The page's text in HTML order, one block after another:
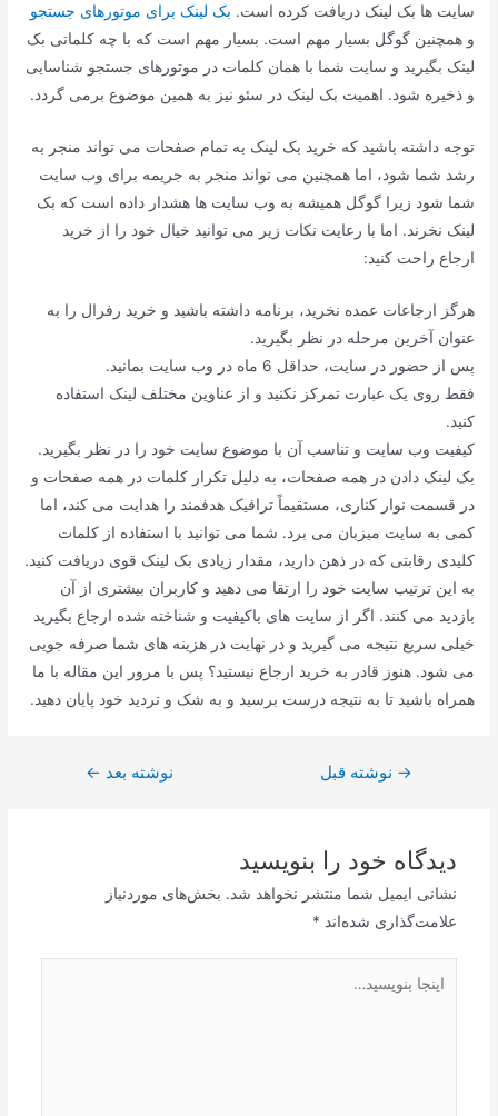
سایت ها بک لینک دریافت کرده است. بک لینک برای موتورهای جستجو
و همچنین گوگل بسیار مهم است. بسیار مهم است که با چه کلماتی بک
لینک بگیرید و سایت شما با همان کلمات در موتورهای جستجو شناسایی
و ذخیره شود. اهمیت بک لینک در سئو نیز به همین موضوع برمی گردد.
توجه داشته باشید که خرید بک لینک به تمام صفحات می تواند منجر به
رشد شما شود، اما همچنین می تواند منجر به جریمه برای وب سایت
شما شود زیرا گوگل همیشه به وب سایت ها هشدار داده است که بک
لینک نخرند. اما با رعایت نکات زیر می توانید خیال خود را از خرید
ارجاع راحت کنید:
هرگز ارجاعات عمده نخرید، برنامه داشته باشید و خرید رفرال را به
عنوان آخرین مرحله در نظر بگیرید.
پس از حضور در سایت، حداقل 6 ماه در وب سایت بمانید.
فقط روی یک عبارت تمرکز نکنید و از عناوین مختلف لینک استفاده
کنید.
کیفیت وب سایت و تناسب آن با موضوع سایت خود را در نظر بگیرید.
بک لینک دادن در همه صفحات، به دلیل تکرار کلمات در همه صفحات و
در قسمت نوار کناری، مستقیماً ترافیک هدفمند را هدایت می کند، اما
کمی به سایت میزبان می برد. شما می توانید با استفاده از کلمات
کلیدی رقابتی که در ذهن دارید، مقدار زیادی بک لینک قوی دریافت کنید.
به این ترتیب سایت خود را ارتقا می دهید و کاربران بیشتری از آن
بازدید می کنند. اگر از سایت های باکیفیت و شناخته شده ارجاع بگیرید
خیلی سریع نتیجه می گیرید و در نهایت در هزینه های شما صرفه جویی
می شود. هنوز قادر به خرید ارجاع نیستید؟ پس با مرور این مقاله با ما
همراه باشید تا به نتیجه درست برسید و به شک و تردید خود پایان دهید.
راهبری
→ نوشته قبل نوشته بعد ←
دیدگاه‌ خود را بنویسید
نشانی ایمیل شما منتشر نخواهد شد. بخش‌های موردنیاز
علامت‌گذاری شده‌اند *
بنویسید…